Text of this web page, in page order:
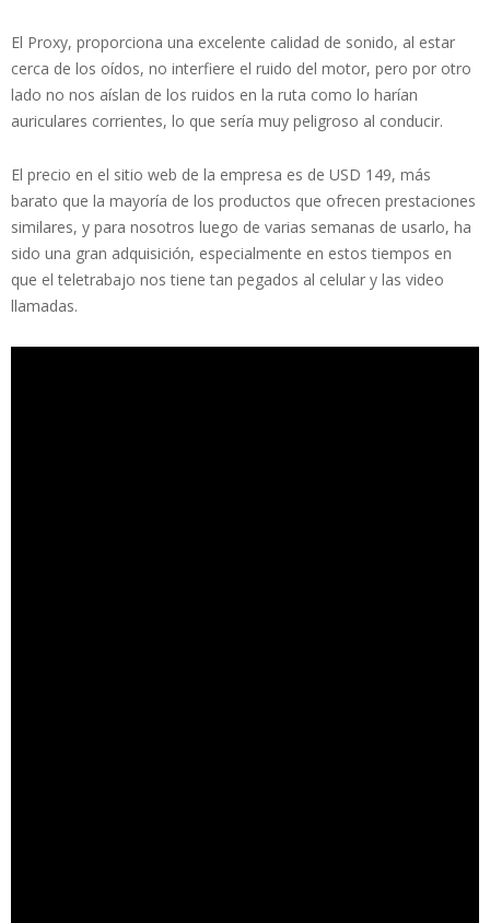
El Proxy, proporciona una excelente calidad de sonido, al estar
cerca de los oídos, no interfiere el ruido del motor, pero por otro
lado no nos aíslan de los ruidos en la ruta como lo harían
auriculares corrientes, lo que sería muy peligroso al conducir.
El precio en el sitio web de la empresa es de USD 149, más
barato que la mayoría de los productos que ofrecen prestaciones
similares, y para nosotros luego de varias semanas de usarlo, ha
sido una gran adquisición, especialmente en estos tiempos en
que el teletrabajo nos tiene tan pegados al celular y las video
llamadas.